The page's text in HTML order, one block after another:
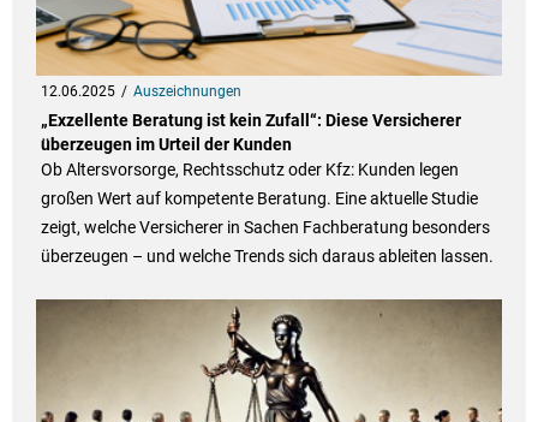
12.06.2025 Auszeichnungen
„Exzellente Beratung ist kein Zufall“: Diese Versicherer
überzeugen im Urteil der Kunden
Ob Altersvorsorge, Rechtsschutz oder Kfz: Kunden legen
großen Wert auf kompetente Beratung. Eine aktuelle Studie
zeigt, welche Versicherer in Sachen Fachberatung besonders
überzeugen – und welche Trends sich daraus ableiten lassen.